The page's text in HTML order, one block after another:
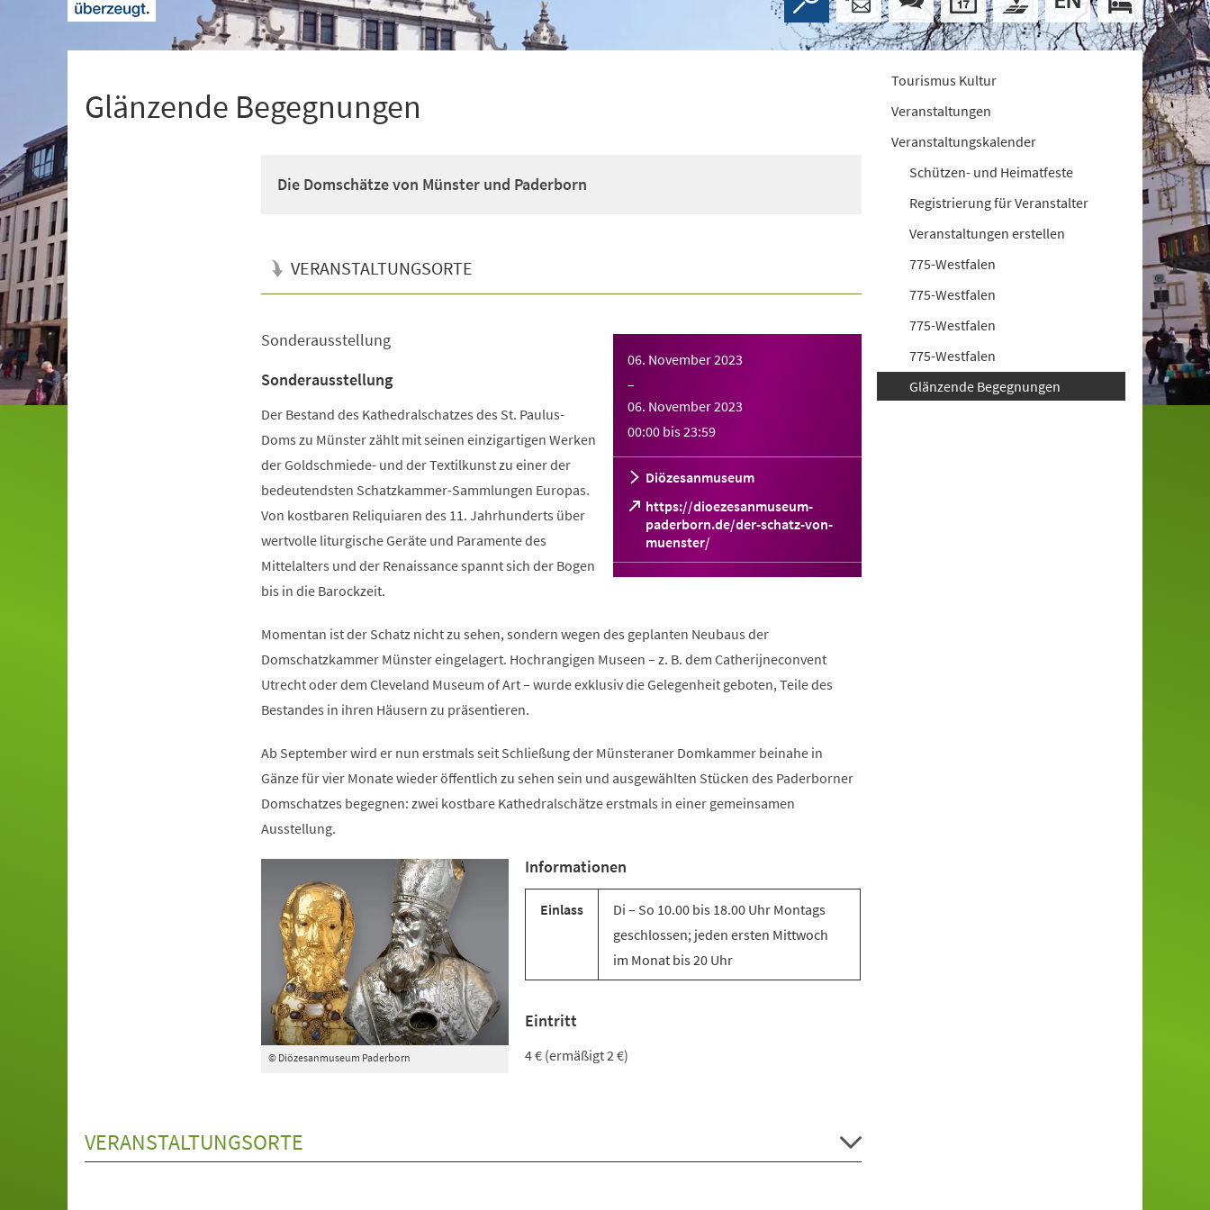
Glänzende Begegnungen
Die Domschätze von Münster und Paderborn
VERANSTALTUNGSORTE
06. November 2023
–
06. November 2023
00:00 bis23:59
Diözesanmuseum
https://dioezesanmuseum-
paderborn.de/der-schatz-von-
muenster/
(Öffnet
in
einem
Sonderausstellung
Sonderausstellung
Der Bestand des Kathedralschatzes des St. Paulus-
Doms zu Münster zählt mit seinen einzigartigen Werken
der Goldschmiede- und der Textilkunst zu einer der
bedeutendsten Schatzkammer-Sammlungen Europas.
Von kostbaren Reliquiaren des 11. Jahrhunderts über
wertvolle liturgische Geräte und Paramente des
Mittelalters und der Renaissance spannt sich der Bogen
bis in die Barockzeit.
Momentan ist der Schatz nicht zu sehen, sondern wegen des geplanten Neubaus der
Domschatzkammer Münster eingelagert. Hochrangigen Museen – z. B. dem Catherijneconvent
Utrecht oder dem Cleveland Museum of Art – wurde exklusiv die Gelegenheit geboten, Teile des
Bestandes in ihren Häusern zu präsentieren.
Ab September wird er nun erstmals seit Schließung der Münsteraner Domkammer beinahe in
Gänze für vier Monate wieder öffentlich zu sehen sein und ausgewählten Stücken des Paderborner
Domschatzes begegnen: zwei kostbare Kathedralschätze erstmals in einer gemeinsamen
Ausstellung.
© Diözesanmuseum Paderborn
Informationen
Einlass
Di – So 10.00 bis 18.00 Uhr Montags
geschlossen; jeden ersten Mittwoch
im Monat bis 20 Uhr
Eintritt
4 € (ermäßigt 2 €)
VERANSTALTUNGSORTE
Tourismus Kultur
Veranstaltungen
Veranstaltungskalender
Schützen- und Heimatfeste
Registrierung für Veranstalter
Veranstaltungen erstellen
775-Westfalen
775-Westfalen
775-Westfalen
775-Westfalen
Glänzende Begegnungen